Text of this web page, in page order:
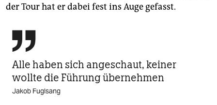
der Tour hat er dabei fest ins Auge gefasst.

Alle haben sich angeschaut, keiner
wollte die Führung übernehmen
Jakob Fuglsang